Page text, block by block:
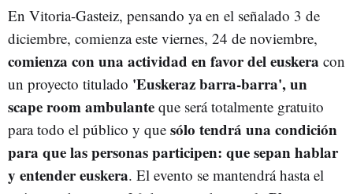
En Vitoria-Gasteiz, pensando ya en el señalado 3 de
diciembre, comienza este viernes, 24 de noviembre,
comienza con una actividad en favor del euskera con
un proyecto titulado 'Euskeraz barra-barra', un
scape room ambulante que será totalmente gratuito
para todo el público y que sólo tendrá una condición
para que las personas participen: que sepan hablar
y entender euskera. El evento se mantendrá hasta el